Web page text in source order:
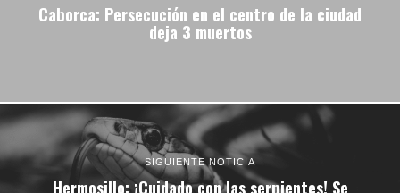
Caborca: Persecución en el centro de la ciudad
deja 3 muertos
SIGUIENTE NOTICIA
Hermosillo: ¡Cuidado con las serpientes! Se